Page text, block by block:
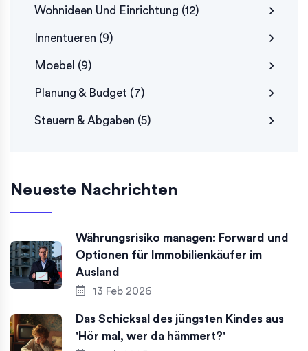
Wohnideen Und Einrichtung (12)
Innentueren (9)
Moebel (9)
Planung & Budget (7)
Steuern & Abgaben (5)
Neueste Nachrichten
Währungsrisiko managen: Forward und
Optionen für Immobilienkäufer im
Ausland
13 Feb 2026
Das Schicksal des jüngsten Kindes aus
'Hör mal, wer da hämmert?'